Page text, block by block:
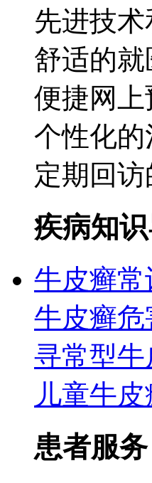
先进技
舒适的
便捷网
个性化
定期回
疾病知
牛皮癣常
牛皮癣危
寻常型牛
儿童牛皮
患者服务